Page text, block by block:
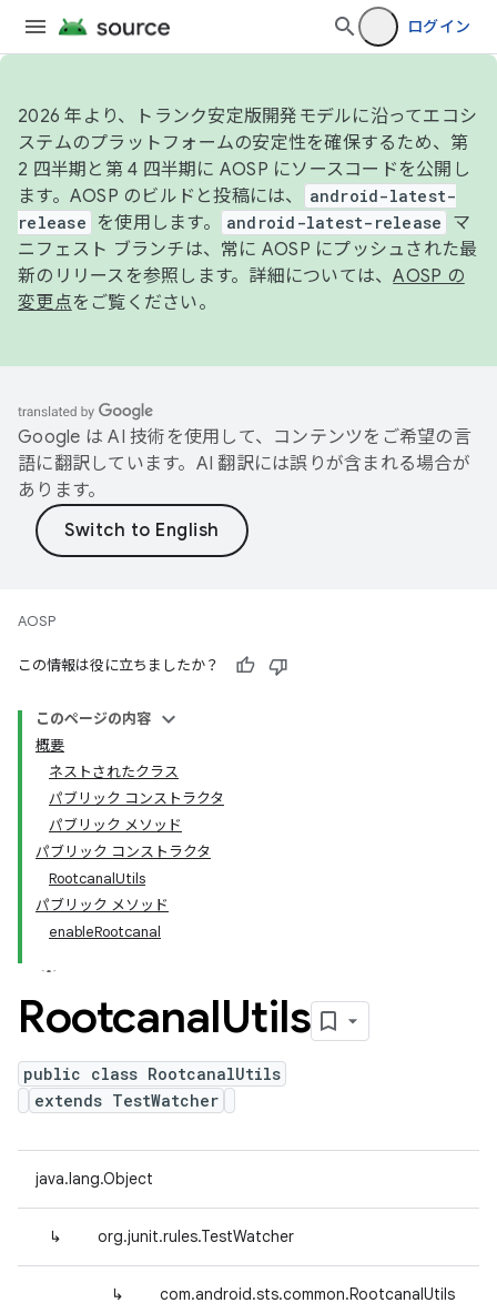
ログイン
2026 年より、トランク安定版開発モデルに沿ってエコシ
ステムのプラットフォームの安定性を確保するため、第
2 四半期と第 4 四半期に AOSP にソースコードを公開し
ます。AOSP のビルドと投稿には、
android-latest-
release
を使用します。 android-latest-release
マ
ニフェスト ブランチは、常に AOSP にプッシュされた最
新のリリースを参照します。詳細については、AOSP の
変更点をご覧ください。
Google は AI 技術を使用して、コンテンツをご希望の言
語に翻訳しています。AI 翻訳には誤りが含まれる場合が
あります。
AOSP
この情報は役に立ちましたか？
このページの内容
概要
ネストされたクラス
パブリック コンストラクタ
パブリック メソッド
パブリック コンストラクタ
RootcanalUtils
パブリック メソッド
enableRootcanal
RootcanalUtils
public class RootcanalUtils
extends TestWatcher
java.lang.Object
↳ org.junit.rules.TestWatcher
↳ com.android.sts.common.RootcanalUtils